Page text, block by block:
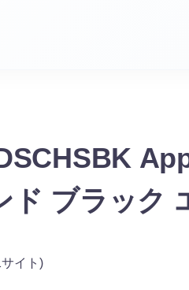
ド ブラック
イト)